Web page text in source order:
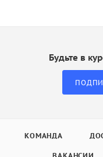
Будьте в
КОМАНДА